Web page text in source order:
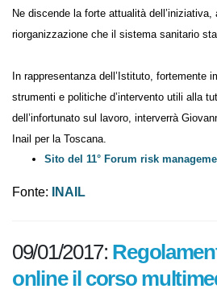
Ne discende la forte attualità
riorganizzazione che il sistema sanitario
In rappresentanza dell’Istituto, fortemente
strumenti e politiche d’intervento utili alla
dell’infortunato sul lavoro, interverrà
Inail per la Toscana.
Sito del 11° Forum risk
Fonte: INAIL
09/01/2017:
online il corso